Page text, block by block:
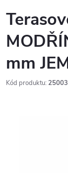
mm
Kód produktu: